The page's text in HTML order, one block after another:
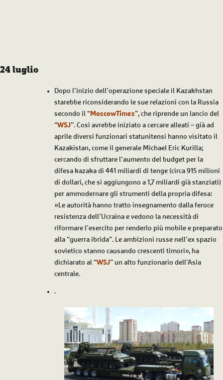
24 luglio
Dopo l’inizio dell’operazione speciale il Kazakhstan
starebbe riconsiderando le sue relazioni con la Russia
secondo il “MoscowTimes”, che riprende un lancio del
“WSJ”. Così avrebbe iniziato a cercare alleati – già ad
aprile diversi funzionari statunitensi hanno visitato il
Kazakistan, come il generale Michael Eric Kurilla;
cercando di sfruttare l’aumento del budget per la
difesa kazaka di 441 miliardi di tenge (circa 915 milioni
di dollari, che si aggiungono a 1,7 miliardi già stanziati)
per ammodernare gli strumenti della propria difesa:
«Le autorità hanno tratto insegnamento dalla feroce
resistenza dell’Ucraina e vedono la necessità di
riformare l’esercito per renderlo più mobile e preparato
alla “guerra ibrida”. Le ambizioni russe nell’ex spazio
sovietico stanno causando crescenti timori», ha
dichiarato al “WSJ” un alto funzionario dell’Asia
centrale.
.